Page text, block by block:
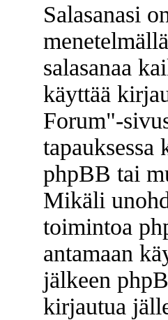
Salasanasi
salasanaa
käyttää
Forum"-
phpBB tai
Mikäli
toimintoa
antamaan
jälkeen
kirjautua